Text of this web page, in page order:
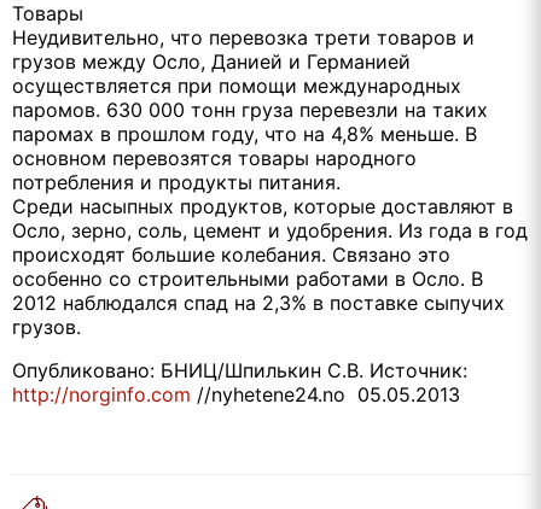
Товары
Неудивительно, что перевозка трети товаров и
грузов между Осло, Данией и Германией
осуществляется при помощи международных
паромов. 630 000 тонн груза перевезли на таких
паромах в прошлом году, что на 4,8% меньше. В
основном перевозятся товары народного
потребления и продукты питания.
Среди насыпных продуктов, которые доставляют в
Осло, зерно, соль, цемент и удобрения. Из года в год
происходят большие колебания. Связано это
особенно со строительными работами в Осло. В
2012 наблюдался спад на 2,3% в поставке сыпучих
грузов.
Опубликовано: БНИЦ/Шпилькин С.В. Источник:
http://norginfo.com //nyhetene24.no 05.05.2013